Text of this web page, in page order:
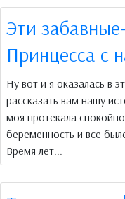
Эти
Принцесса с
Ну вот и я оказалась в
рассказать вам нашу
моя протекала
беременность и все
Время лет...